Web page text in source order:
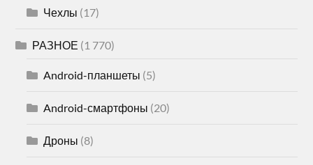
Чехлы (17)
РАЗНОЕ (1 770)
Android-планшеты (5)
Android-смартфоны (20)
Дроны (8)